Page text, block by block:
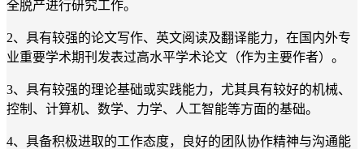
全脱产进行研究工作。
2、具有较强的论文写作、英文阅读及翻译能力，在国内外专
业重要学术期刊发表过高水平学术论文（作为主要作者）。
3、具有较强的理论基础或实践能力，尤其具有较好的机械、
控制、计算机、数学、力学、人工智能等方面的基础。
4、具备积极进取的工作态度，良好的团队协作精神与沟通能